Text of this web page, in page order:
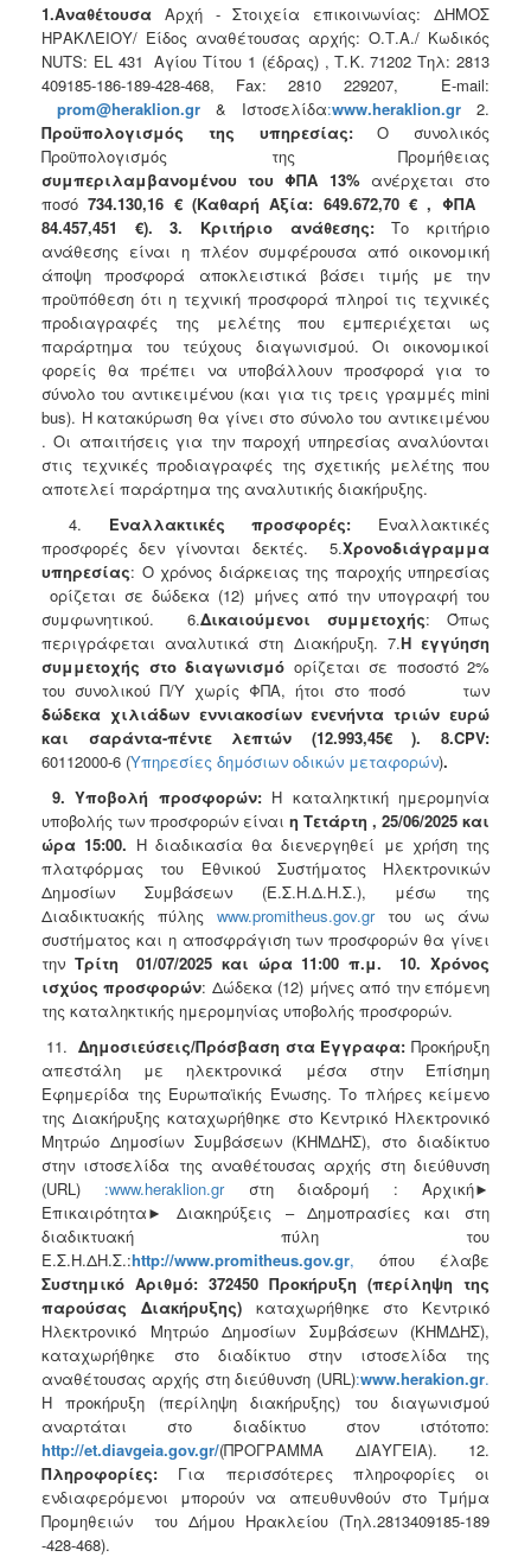
ΔΗΜΟΤΗΣ
ΕΠΙΣΚΕΠΤΗΣ
ΗΡΑΚΛΕΙΟ
1.Αναθέτουσα Αρχή - Στοιχεία επικοινωνίας: ΔΗΜΟΣ
ΗΡΑΚΛΕΙΟΥ/ Είδος αναθέτουσας αρχής: Ο.Τ.Α./ Κωδικός
NUTS: EL 431 Αγίου Τίτου 1 (έδρας) , Τ.Κ. 71202 Τηλ: 2813
409185-186-189-428-468, Fax: 2810 229207, E-mail:
prom@heraklion.gr & Ιστοσελίδα:www.heraklion.gr 2.
Προϋπολογισμός της υπηρεσίας:Ο συνολικός
Προϋπολογισμός της Προμήθειας
συμπεριλαμβανομένου του ΦΠΑ 13% ανέρχεται στο
ποσό734.130,16 €(Καθαρή Αξία: 649.672,70€ , ΦΠΑ
84.457,451 €). 3. Κριτήριο ανάθεσης:Το κριτήριο
ανάθεσης είναι η πλέον συμφέρουσα από οικονομική
άποψη προσφορά αποκλειστικά βάσει τιμής με την
προϋπόθεση ότι η τεχνική προσφορά πληροί τις τεχνικές
προδιαγραφές της μελέτης που εμπεριέχεται ως
παράρτημα του τεύχους διαγωνισμού. Οι οικονομικοί
φορείς θα πρέπει να υποβάλλουν προσφορά για το
σύνολο του αντικειμένου (και για τις τρεις γραμμές mini
bus). Η κατακύρωση θα γίνει στο σύνολο του αντικειμένου
. Οι απαιτήσεις για την παροχή υπηρεσίας αναλύονται
στις τεχνικές προδιαγραφές της σχετικής μελέτης που
αποτελεί παράρτημα της αναλυτικής διακήρυξης.
4. Εναλλακτικές προσφορές: Εναλλακτικές
προσφορές δεν γίνονται δεκτές. 5.Χρονοδιάγραμμα
υπηρεσίας: Ο χρόνος διάρκειας της παροχής υπηρεσίας
ορίζεται σε δώδεκα (12) μήνες από την υπογραφή του
συμφωνητικού. 6.Δικαιούμενοι συμμετοχής: Όπως
περιγράφεται αναλυτικά στη Διακήρυξη. 7.Η εγγύηση
συμμετοχής στο διαγωνισμό ορίζεται σε ποσοστό 2%
του συνολικού Π/Υ χωρίς ΦΠΑ, ήτοι στο ποσό των
δώδεκα χιλιάδων εννιακοσίων ενενήντα τριών ευρώ
και σαράντα-πέντε λεπτών (12.993,45€ ). 8.CPV:
60112000-6 (Υπηρεσίες δημόσιων οδικών μεταφορών).
9. Υποβολή προσφορών: Η καταληκτική ημερομηνία
υποβολής των προσφορών είναι η Τετάρτη , 25/06/2025 και
ώρα 15:00. Η διαδικασία θα διενεργηθεί με χρήση της
πλατφόρμας του Εθνικού Συστήματος Ηλεκτρονικών
Δημοσίων Συμβάσεων (Ε.Σ.Η.Δ.Η.Σ.), μέσω της
Διαδικτυακής πύλης www.promitheus.gov.gr του ως άνω
συστήματος και η αποσφράγιση των προσφορών θα γίνει
την Τρίτη 01/07/2025 και ώρα 11:00 π.μ. 10. Χρόνος
ισχύος προσφορών: Δώδεκα (12) μήνες από την επόμενη
της καταληκτικής ημερομηνίας υποβολής προσφορών.
11.Δημοσιεύσεις/Πρόσβαση στα Έγγραφα:Προκήρυξη
απεστάλη με ηλεκτρονικά μέσα στην Επίσημη
Εφημερίδα της Ευρωπαϊκής Ένωσης. Το πλήρες κείμενο
της Διακήρυξης καταχωρήθηκε στο Κεντρικό Ηλεκτρονικό
Μητρώο Δημοσίων Συμβάσεων (ΚΗΜΔΗΣ), στο διαδίκτυο
στην ιστοσελίδα της αναθέτουσας αρχής στη διεύθυνση
(URL) :www.heraklion.grστη διαδρομή : Αρχική►
Επικαιρότητα► Διακηρύξεις – Δημοπρασίες και στη
διαδικτυακή πύλη του
Ε.Σ.Η.ΔΗ.Σ.:http://www.promitheus.gov.gr, όπου έλαβε
Συστημικό Αριθμό: 372450 Προκήρυξη (περίληψη της
παρούσας Διακήρυξης)καταχωρήθηκε στο Κεντρικό
Ηλεκτρονικό Μητρώο Δημοσίων Συμβάσεων (ΚΗΜΔΗΣ),
καταχωρήθηκε στο διαδίκτυο στην ιστοσελίδα της
αναθέτουσας αρχής στη διεύθυνση (URL):www.herakion.gr.
Η προκήρυξη (περίληψη διακήρυξης) του διαγωνισμού
αναρτάται στο διαδίκτυο στον ιστότοπο:
http://et.diavgeia.gov.gr/(ΠΡΟΓΡΑΜΜΑ ΔΙΑΥΓΕΙΑ). 12.
Πληροφορίες: Για περισσότερες πληροφορίες οι
ενδιαφερόμενοι μπορούν να απευθυνθούν στο Τμήμα
Προμηθειών του Δήμου Ηρακλείου (Τηλ.2813409185-189
-428-468).